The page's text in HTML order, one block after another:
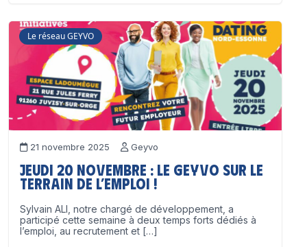
Le réseau GEYVO
21 novembre 2025 Geyvo
Jeudi 20 novembre : le GEYVO sur le
terrain de l’emploi !
Sylvain ALI, notre chargé de développement, a
participé cette semaine à deux temps forts dédiés à
l’emploi, au recrutement et […]